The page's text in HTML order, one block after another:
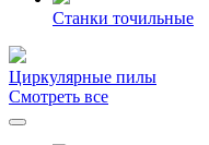
Станки точильные
Циркулярные пилы
Смотреть все